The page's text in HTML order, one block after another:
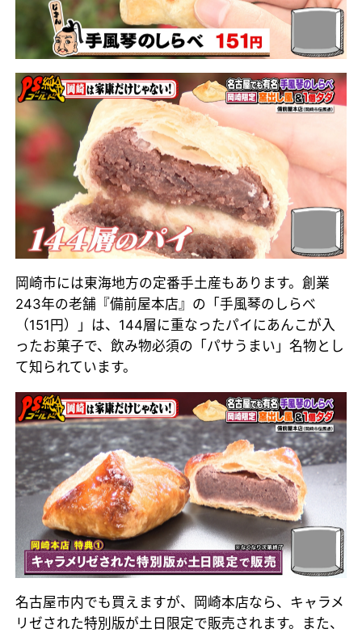
岡崎市には東海地方の定番手土産もあります。創業
243年の老舗『備前屋本店』の「手風琴のしらべ
（151円）」は、144層に重なったパイにあんこが入
ったお菓子で、飲み物必須の「パサうまい」名物とし
て知られています。
名古屋市内でも買えますが、岡崎本店なら、キャラメ
リゼされた特別版が土日限定で販売されます。また、